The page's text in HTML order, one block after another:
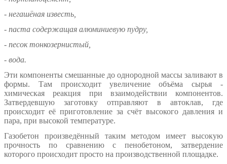
- негашёная известь,
- паста содержащая алюминиевую пудру,
- песок тонкозернистый,
- вода.
Эти компоненты смешанные до однородной массы заливают в
формы. Там происходит увеличение объёма сырья -
химическая реакция при взаимодействии компонентов.
Затвердевшую заготовку отправляют в автоклав, где
происходит её приготовление за счёт высокого давления и
пара, при высокой температуре.
Газобетон произведённый таким методом имеет высокую
прочность по сравнению с пенобетоном, затвердение
которого происходит просто на производственной площадке.